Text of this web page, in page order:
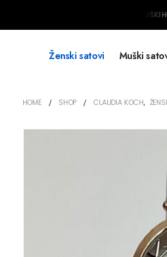
NAJVEĆI IZBOR
Ženski satovi Muški
HOME SHOP CLAUDIA KOCH,